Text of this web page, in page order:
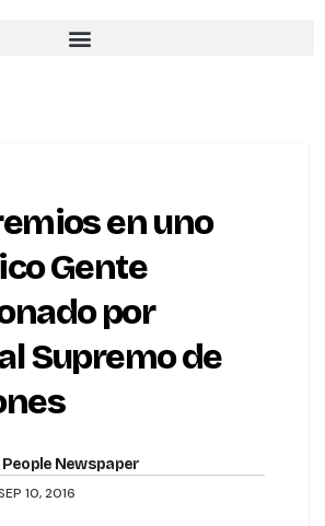
en uno
Gente
por
Supremo de
People Newspaper
10, 2016